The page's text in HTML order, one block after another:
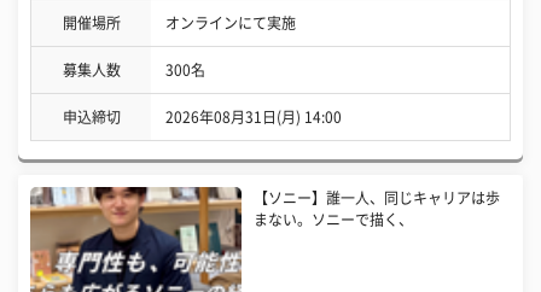
開催場所 オンラインにて実施
募集人数 300名
申込締切 2026年08月31日(月) 14:00
【ソニー】誰一人、同じキャリアは歩
まない。ソニーで描く、